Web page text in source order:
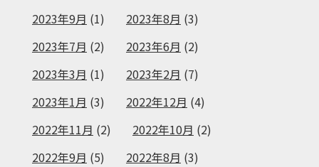
2023年9月 (1) 2023年8月 (3)
2023年7月 (2) 2023年6月 (2)
2023年3月 (1) 2023年2月 (7)
2023年1月 (3) 2022年12月 (4)
2022年11月 (2) 2022年10月 (2)
2022年9月 (5) 2022年8月 (3)